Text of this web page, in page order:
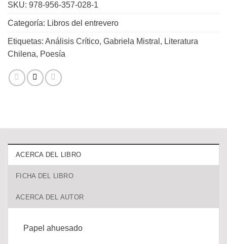
SKU: 978-956-357-028-1
Categoría: Libros del entrevero
Etiquetas: Análisis Crítico, Gabriela Mistral , Literatura
Chilena, Poesía
ACERCA DEL LIBRO
FICHA DEL LIBRO
ACERCA DEL AUTOR
Papel ahuesado